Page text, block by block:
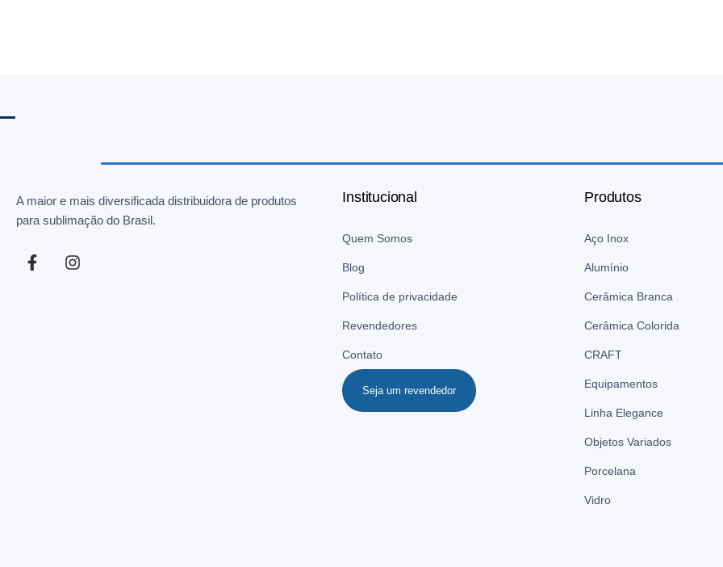
A maior e mais diversificada distribuidora de produtos
para sublimação do Brasil.
Institucional
Quem Somos
Blog
Política de privacidade
Revendedores
Contato
Seja um revendedor
Produtos
Aço Inox
Alumínio
Cerâmica Branca
Cerâmica Colorida
CRAFT
Equipamentos
Linha Elegance
Objetos Variados
Porcelana
Vidro